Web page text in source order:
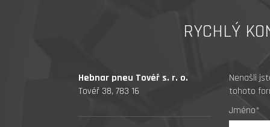
RYCHLÝ
Hebnar pneu Tovéř s. r. o.
Tovéř 38, 783 16
Nenašli
tohoto
Jméno*